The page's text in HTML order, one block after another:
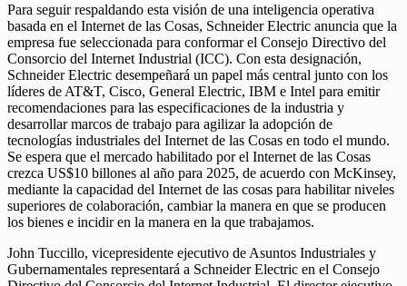
Para seguir respaldando esta visión de una inteligencia operativa
basada en el Internet de las Cosas, Schneider Electric anuncia que la
empresa fue seleccionada para conformar el Consejo Directivo del
Consorcio del Internet Industrial (ICC). Con esta designación,
Schneider Electric desempeñará un papel más central junto con los
líderes de AT&T, Cisco, General Electric, IBM e Intel para emitir
recomendaciones para las especificaciones de la industria y
desarrollar marcos de trabajo para agilizar la adopción de
tecnologías industriales del Internet de las Cosas en todo el mundo.
Se espera que el mercado habilitado por el Internet de las Cosas
crezca US$10 billones al año para 2025, de acuerdo con McKinsey,
mediante la capacidad del Internet de las cosas para habilitar niveles
superiores de colaboración, cambiar la manera en que se producen
los bienes e incidir en la manera en la que trabajamos.
John Tuccillo, vicepresidente ejecutivo de Asuntos Industriales y
Gubernamentales representará a Schneider Electric en el Consejo